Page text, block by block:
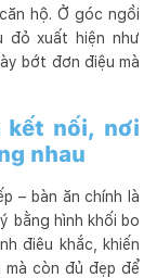
hộ. Ở góc ngồi
đỏ xuất hiện như
bớt đơn điệu mà
kết nối, nơi
nhau
– bàn ăn chính là
bằng hình khối bo
điêu khắc, khiến
mà còn đủ đẹp để